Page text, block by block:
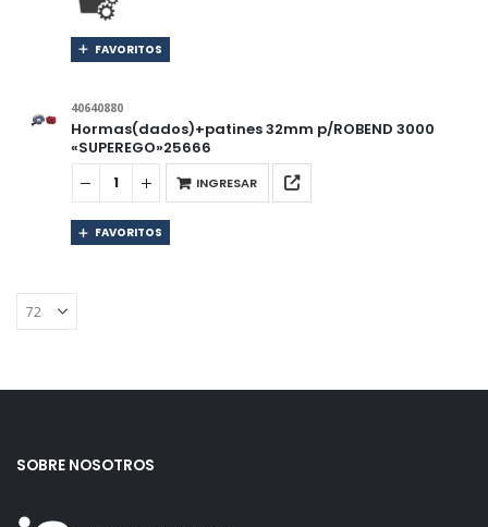
FAVORITOS
40640880
Hormas(dados)+patines 32mm p/ROBEND 3000
«SUPEREGO»25666
INGRESAR
FAVORITOS
SOBRE NOSOTROS